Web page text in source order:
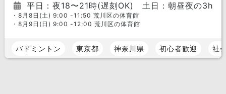
平日：夜18〜21時(遅刻OK) 土日：朝昼夜の3h
・8月8日(土) 9:00 -11:50 荒川区の体育館
・8月9日(日) 9:00 -12:00 荒川区の体育館
バドミントン 東京都 神奈川県 初心者歓迎 社